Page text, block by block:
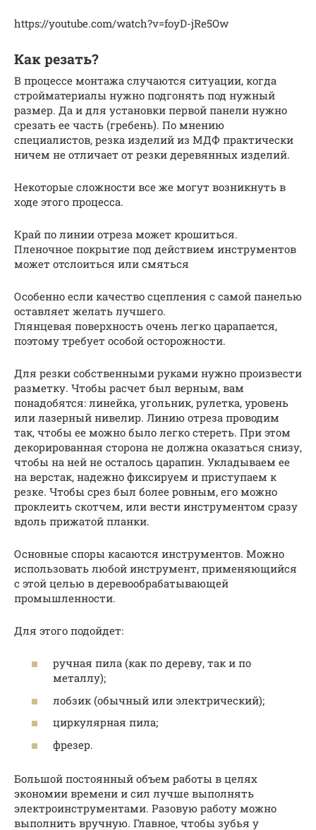
https://youtube.com/watch?v=foyD-jRe5Ow
Как резать?
В процессе монтажа случаются ситуации, когда
стройматериалы нужно подгонять под нужный
размер. Да и для установки первой панели нужно
срезать ее часть (гребень). По мнению
специалистов, резка изделий из МДФ практически
ничем не отличает от резки деревянных изделий.
Некоторые сложности все же могут возникнуть в
ходе этого процесса.
Край по линии отреза может крошиться.
Пленочное покрытие под действием инструментов
может отслоиться или смяться
Особенно если качество сцепления с самой панелью
оставляет желать лучшего.
Глянцевая поверхность очень легко царапается,
поэтому требует особой осторожности.
Для резки собственными руками нужно произвести
разметку. Чтобы расчет был верным, вам
понадобятся: линейка, угольник, рулетка, уровень
или лазерный нивелир. Линию отреза проводим
так, чтобы ее можно было легко стереть. При этом
декорированная сторона не должна оказаться снизу,
чтобы на ней не осталось царапин. Укладываем ее
на верстак, надежно фиксируем и приступаем к
резке. Чтобы срез был более ровным, его можно
проклеить скотчем, или вести инструментом сразу
вдоль прижатой планки.
Основные споры касаются инструментов. Можно
использовать любой инструмент, применяющийся
с этой целью в деревообрабатывающей
промышленности.
Для этого подойдет:
ручная пила (как по дереву, так и по
металлу);
лобзик (обычный или электрический);
циркулярная пила;
фрезер.
Большой постоянный объем работы в целях
экономии времени и сил лучше выполнять
электроинструментами. Разовую работу можно
выполнить вручную. Главное, чтобы зубья у